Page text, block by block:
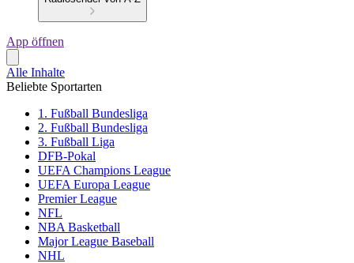
App öffnen
Alle Inhalte
Beliebte Sportarten
1. Fußball Bundesliga
2. Fußball Bundesliga
3. Fußball Liga
DFB-Pokal
UEFA Champions League
UEFA Europa League
Premier League
NFL
NBA Basketball
Major League Baseball
NHL